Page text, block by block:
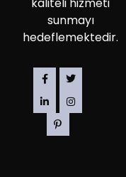
kaliteli hizmeti
sunmayı
hedeflemektedir.